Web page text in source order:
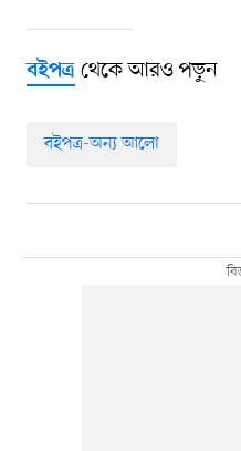
বইপত্রথেকে আরও পড়ুন
বইপত্র-অন্য আলো